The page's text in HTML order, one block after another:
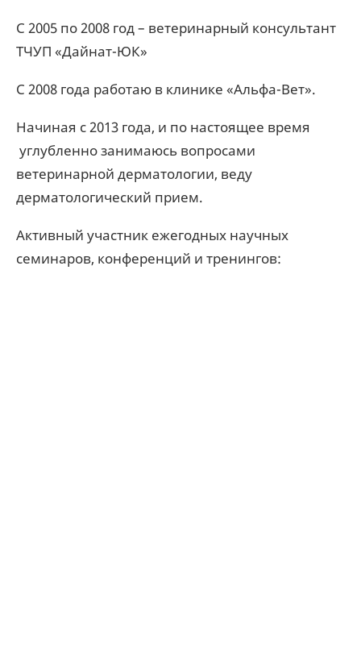
С 2005 по 2008 год – ветеринарный консультант
ТЧУП «Дайнат-ЮК»
С 2008 года работаю в клинике «Альфа-Вет».
Начиная с 2013 года, и по настоящее время
углубленно занимаюсь вопросами
ветеринарной дерматологии, веду
дерматологический прием.
Активный участник ежегодных научных
семинаров, конференций и тренингов: